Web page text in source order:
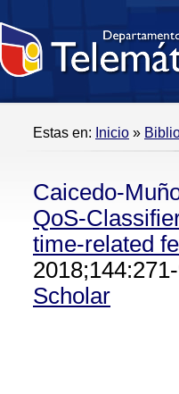
Estas en: Inicio »
Caicedo-
QoS-
time-related
Scholar